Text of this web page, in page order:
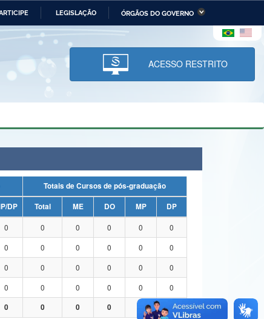
LEGISLAÇÃO ÓRGÃOS DO GOVERNO
da Economia Ministério da Infraestrutura
Ministério da Ciência,
Tecnologia, Inovações e
Comunicações
Humanos
ACESSO RESTRITO
Totais de Cursos de pós-graduação
DP Total ME DO MP
DP
0 0 0 0 0
0
0 0 0 0 0
0
0 0 0 0 0
0
0 0 0 0 0
0
0 0 0 0 0